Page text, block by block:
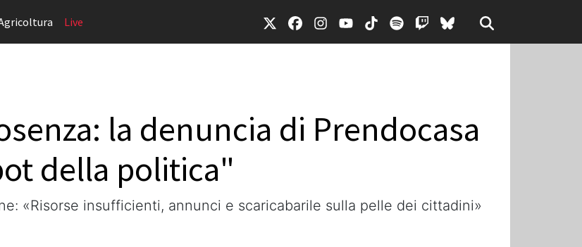
Live
la denuncia di Prendocasa
della politica"
«Risorse insufficienti, annunci e scaricabarile sulla pelle dei cittadini»